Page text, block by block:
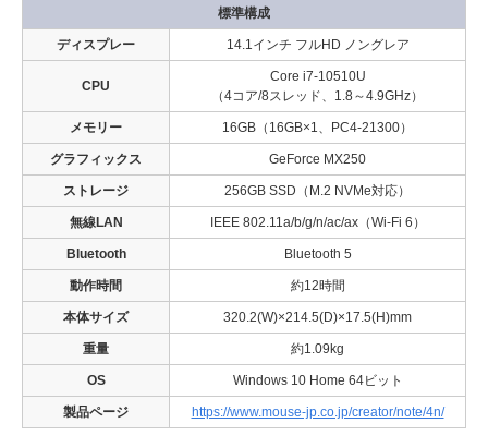
標準構成
ディスプレー 14.1インチ フルHD ノングレア
CPU
Core i7-10510U
（4コア/8スレッド、1.8～4.9GHz）
メモリー 16GB（16GB×1、PC4-21300）
グラフィックス GeForce MX250
ストレージ 256GB SSD（M.2 NVMe対応）
無線LAN IEEE 802.11a/b/g/n/ac/ax（Wi-Fi 6）
Bluetooth Bluetooth 5
動作時間 約12時間
本体サイズ 320.2(W)×214.5(D)×17.5(H)mm
重量 約1.09kg
OS Windows 10 Home 64ビット
製品ページ https://www.mouse-jp.co.jp/creator/note/4n/